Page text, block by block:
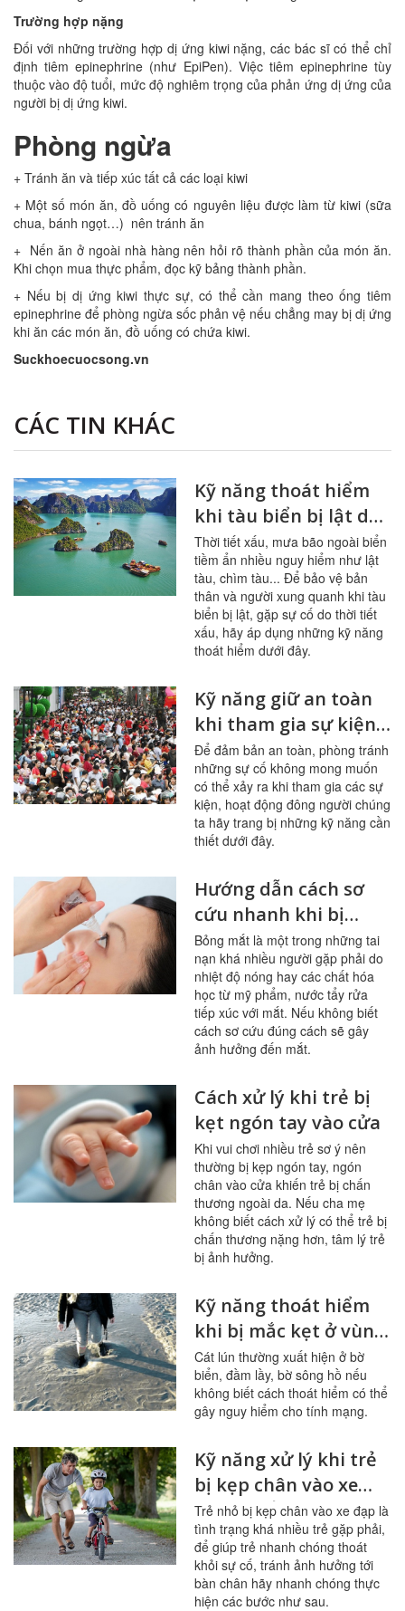
Trường hợp nặng
Đối với những trường hợp dị ứng kiwi nặng, các bác sĩ có thể chỉ
định tiêm epinephrine (như EpiPen). Việc tiêm epinephrine tùy
thuộc vào độ tuổi, mức độ nghiêm trọng của phản ứng dị ứng của
người bị dị ứng kiwi.
Phòng ngừa
+ Tránh ăn và tiếp xúc tất cả các loại kiwi
+ Một số món ăn, đồ uống có nguyên liệu được làm từ kiwi (sữa
chua, bánh ngọt…) nên tránh ăn
+ Nến ăn ở ngoài nhà hàng nên hỏi rõ thành phần của món ăn.
Khi chọn mua thực phẩm, đọc kỹ bảng thành phần.
+ Nếu bị dị ứng kiwi thực sự, có thể cần mang theo ống tiêm
epinephrine để phòng ngừa sốc phản vệ nếu chẳng may bị dị ứng
khi ăn các món ăn, đồ uống có chứa kiwi.
Suckhoecuocsong.vn
CÁC TIN KHÁC
Kỹ năng thoát hiểm
khi tàu biển bị lật do
thời tiết xấu
Thời tiết xấu, mưa bão ngoài biển
tiềm ẩn nhiều nguy hiểm như lật
tàu, chìm tàu... Để bảo vệ bản
thân và người xung quanh khi tàu
biển bị lật, gặp sự cố do thời tiết
xấu, hãy áp dụng những kỹ năng
thoát hiểm dưới đây.
Kỹ năng giữ an toàn
khi tham gia sự kiện
đông người
Để đảm bản an toàn, phòng tránh
những sự cố không mong muốn
có thể xảy ra khi tham gia các sự
kiện, hoạt động đông người chúng
ta hãy trang bị những kỹ năng cần
thiết dưới đây.
Hướng dẫn cách sơ
cứu nhanh khi bị
bỏng mắt
Bỏng mắt là một trong những tai
nạn khá nhiều người gặp phải do
nhiệt độ nóng hay các chất hóa
học từ mỹ phẩm, nước tẩy rửa
tiếp xúc với mắt. Nếu không biết
cách sơ cứu đúng cách sẽ gây
ảnh hưởng đến mắt.
Cách xử lý khi trẻ bị
kẹt ngón tay vào cửa
Khi vui chơi nhiều trẻ sơ ý nên
thường bị kẹp ngón tay, ngón
chân vào cửa khiến trẻ bị chấn
thương ngoài da. Nếu cha mẹ
không biết cách xử lý có thể trẻ bị
chấn thương nặng hơn, tâm lý trẻ
bị ảnh hưởng.
Kỹ năng thoát hiểm
khi bị mắc kẹt ở vùng
cát lún
Cát lún thường xuất hiện ở bờ
biển, đầm lầy, bờ sông hồ nếu
không biết cách thoát hiểm có thể
gây nguy hiểm cho tính mạng.
Kỹ năng xử lý khi trẻ
bị kẹp chân vào xe
đạp chuẩn xác
Trẻ nhỏ bị kẹp chân vào xe đạp là
tình trạng khá nhiều trẻ gặp phải,
để giúp trẻ nhanh chóng thoát
khỏi sự cố, tránh ảnh hưởng tới
bàn chân hãy nhanh chóng thực
hiện các bước như sau.